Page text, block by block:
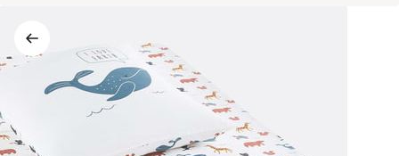
artikelen